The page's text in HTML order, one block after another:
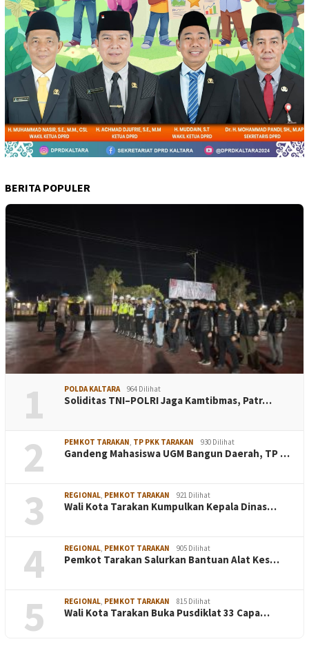
BERITA POPULER
1 POLDA KALTARA 964 Dilihat
Soliditas TNI–POLRI Jaga Kamtibmas, Patr…
2 PEMKOT TARAKAN TP PKK TARAKAN 930 Dilihat
Gandeng Mahasiswa UGM Bangun Daerah, TP …
3 REGIONAL PEMKOT TARAKAN 921 Dilihat
Wali Kota Tarakan Kumpulkan Kepala Dinas…
4 REGIONAL PEMKOT TARAKAN 905 Dilihat
Pemkot Tarakan Salurkan Bantuan Alat Kes…
5 REGIONAL PEMKOT TARAKAN 815 Dilihat
Wali Kota Tarakan Buka Pusdiklat 33 Capa…